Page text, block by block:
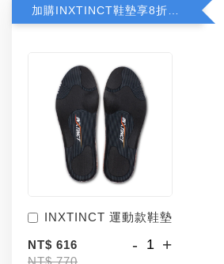
INXTINCT 運動款鞋墊
NT$ 616
NT$ 770
- +